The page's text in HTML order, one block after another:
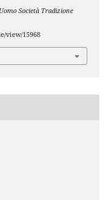
Società Tradizione
view/15968